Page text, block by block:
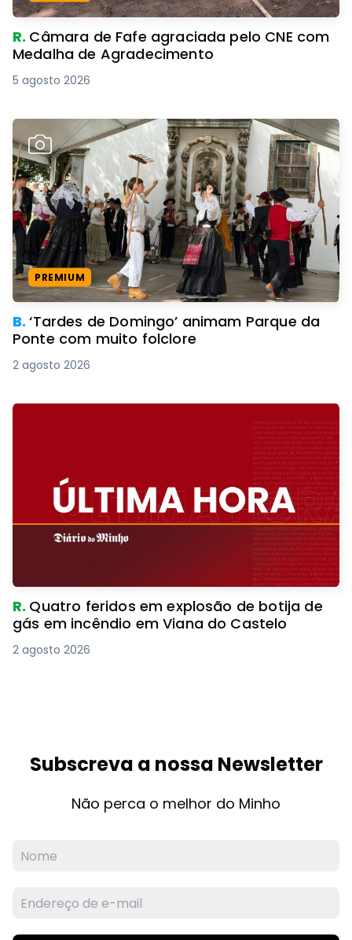
R. Câmara de Fafe agraciada pelo CNE com
Medalha de Agradecimento
5 agosto 2026
PREMIUM
B.‘Tardes de Domingo’ animam Parque da
Ponte com muito folclore
2 agosto 2026
R. Quatro feridos em explosão de botija de
gás em incêndio em Viana do Castelo
2 agosto 2026
Subscreva a nossa Newsletter
Não perca o melhor do Minho